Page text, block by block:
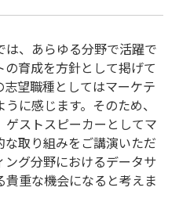
、あらゆる分野で活躍で
育成を方針として掲げて
望職種としてはマーケテ
に感じます。そのため、
ストスピーカーとしてマ
取り組みをご講演いただ
ング分野におけるデータサ
重な機会になると考えま